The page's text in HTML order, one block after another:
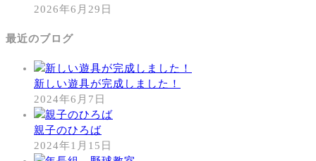
2026年6月29日
最近のブログ
新しい遊具が完成しました！
2024年6月7日
親子のひろば
2024年1月15日